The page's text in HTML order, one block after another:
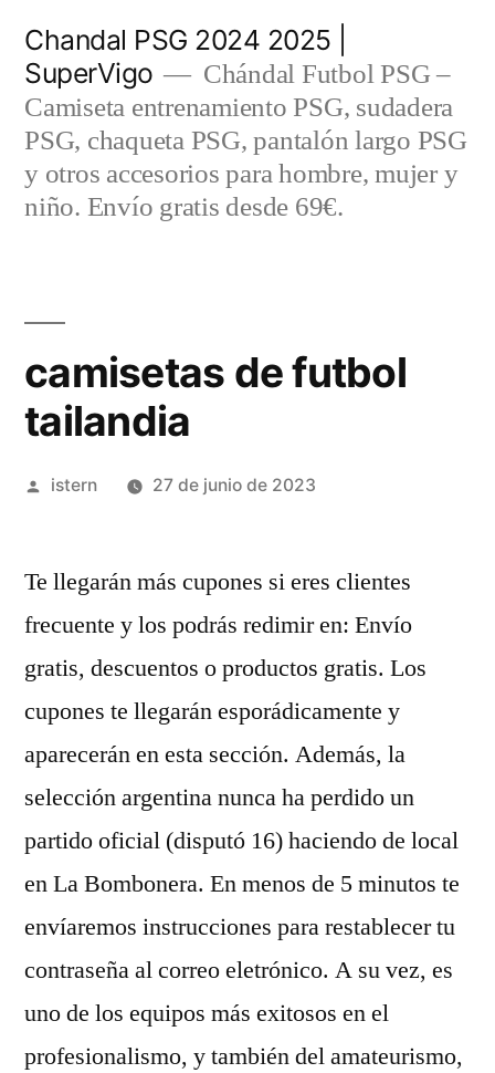
contenido
Chandal PSG 2024 2025 |
SuperVigo
Chándal Futbol PSG –
Camiseta entrenamiento PSG, sudadera
PSG, chaqueta PSG, pantalón largo PSG
y otros accesorios para hombre, mujer y
niño. Envío gratis desde 69€.
camisetas de futbol
tailandia
Publicado
istern 27 de junio de 2023
Te llegarán más cupones si eres clientes
frecuente y los podrás redimir en: Envío
gratis, descuentos o productos gratis. Los
cupones te llegarán esporádicamente y
aparecerán en esta sección. Además, la
selección argentina nunca ha perdido un
partido oficial (disputó 16) haciendo de local
en La Bombonera. En menos de 5 minutos te
envíaremos instrucciones para restablecer tu
contraseña al correo eletrónico. A su vez, es
uno de los equipos más exitosos en el
profesionalismo, y también del amateurismo,